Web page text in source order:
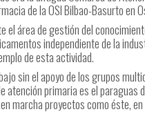
de la OSI Bilbao-Basurto en
el área de gestión del
independiente de la
de esta actividad.
sin el apoyo de los grupos
atención primaria es el paraguas
marcha proyectos como éste,